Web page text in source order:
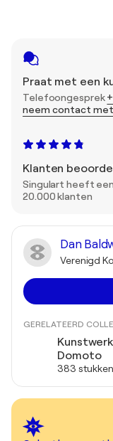
Praat met een
Telefoongesprek
neem contact
Klanten
Singulart heeft
20.000 klanten
Dan
Verenigd
GERELATEERD
Domoto
383 stukken